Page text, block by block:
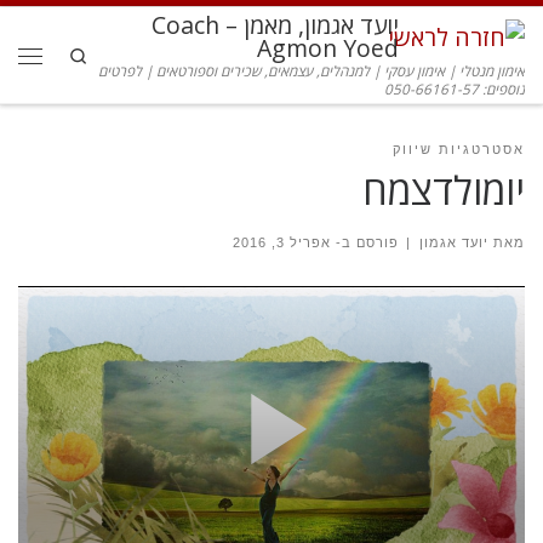
יועד אגמון, מאמן – Coach
Agmon Yoed
אימון מנטלי | אימון עסקי | למנהלים, עצמאים, שכירים וספורטאים | לפרטים
נוספים: 050-66161-57
Search
אסטרטגיות שיווק
יומולדצמח
מאת יועד אגמון | פורסם ב- אפריל 3, 2016